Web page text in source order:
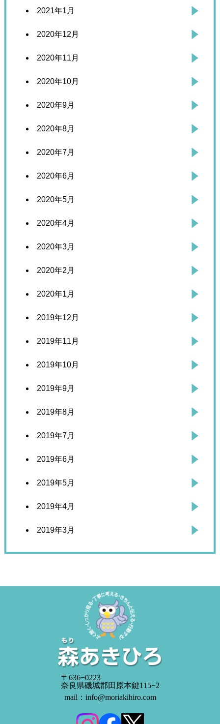
2021年1月
2020年12月
2020年11月
2020年10月
2020年9月
2020年8月
2020年7月
2020年6月
2020年5月
2020年4月
2020年3月
2020年2月
2020年1月
2019年12月
2019年11月
2019年10月
2019年9月
2019年8月
2019年7月
2019年6月
2019年5月
2019年4月
2019年3月
〒636−0223
奈良県磯城郡田原本鍵115−2
mail：info@moriakihiro.com